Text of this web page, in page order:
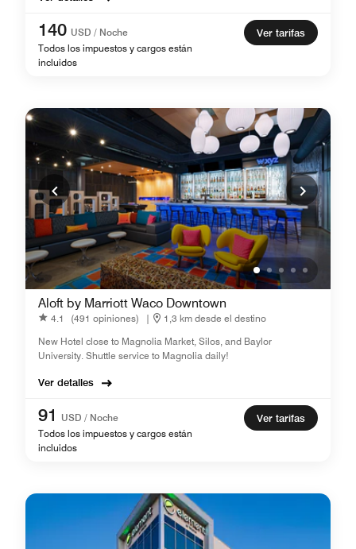
140 USD / Noche
Todos los impuestos y cargos están
incluidos
Ver tarifas
Aloft by Marriott Waco Downtown
4.1 (491 opiniones) |
1,3 km desde el destino
New Hotel close to Magnolia Market, Silos, and Baylor
University. Shuttle service to Magnolia daily!
Ver detalles
91
USD / Noche
Todos los impuestos y cargos están
incluidos
Ver tarifas